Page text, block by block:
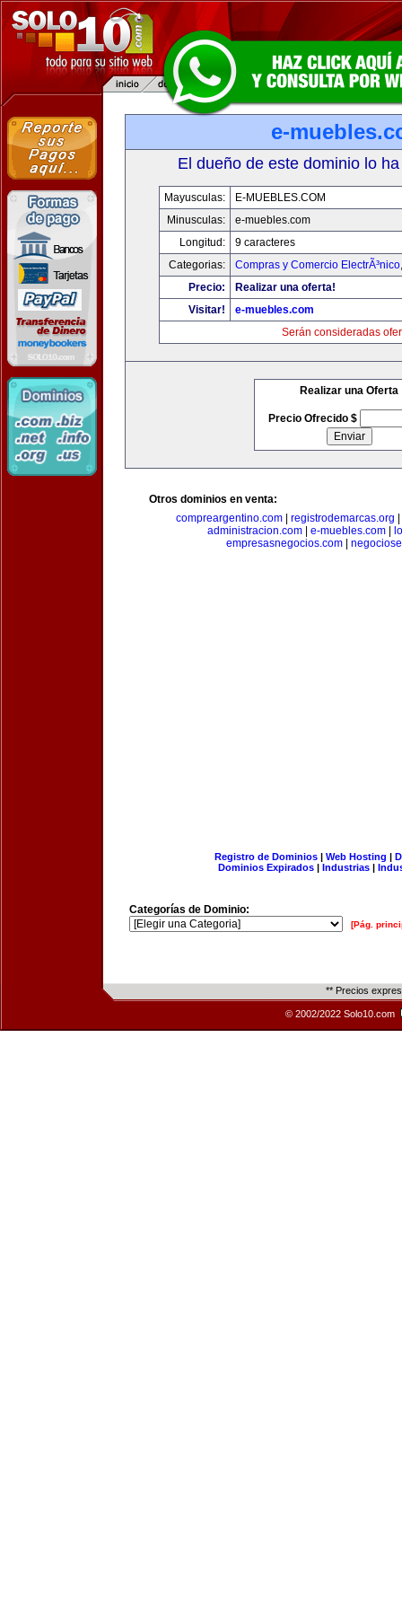
e-
El dueño de este dominio lo
Mayusculas:
E-MUEBLES.COM
Minusculas:
e-muebles.com
Longitud:
9 caracteres
Categorias:
Compras y Comercio ElectrÃ³nico
Precio:
Realizar una oferta!
Visitar!
e-muebles.com
Serán consideradas
Realizar una Oferta
Precio Ofrecido $
Otros dominios en venta:
compreargentino.com
registrodemarcas.org
administracion.com
e-muebles.com
empresasnegocios.com|
Registro de Dominios| Web Hosting |
Dominios Expirados | Industrias |
Categorías de Dominio:
[Pág.
** Precios
© 2002/2022 Solo10.com